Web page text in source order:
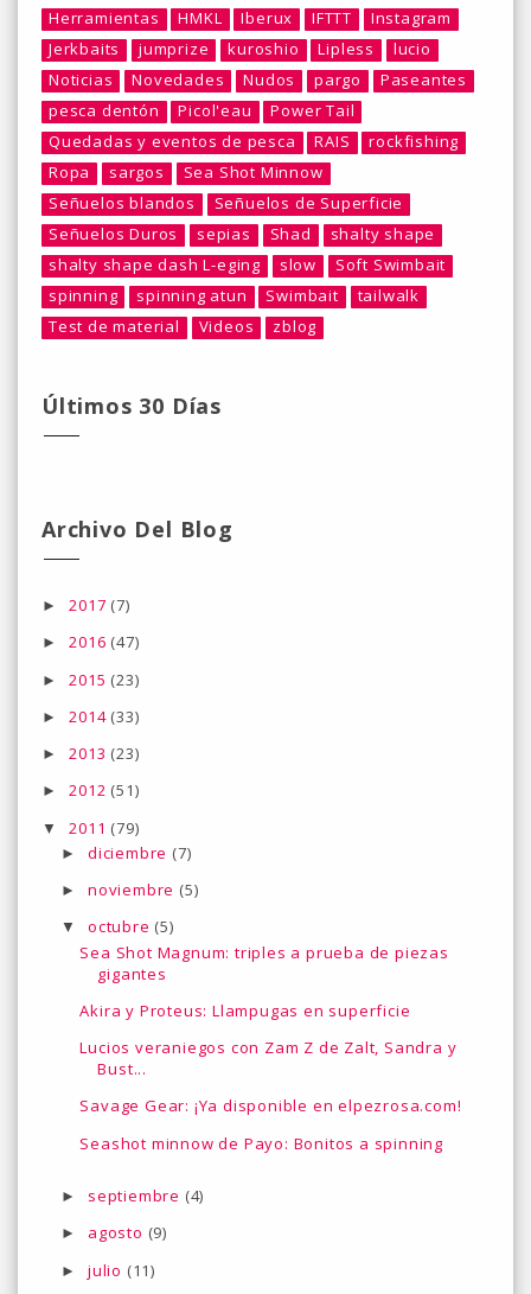
Herramientas HMKL Iberux IFTTT
Instagram
Jerkbaits
jumprize kuroshio Lipless
lucio
Noticias
Novedades Nudos pargo
Paseantes
pesca dentón
Picol'eau
Power Tail
Quedadas y eventos de pesca
RAIS
rockfishing
Ropa
sargos
Sea Shot Minnow
Señuelos blandos
Señuelos de Superficie
Señuelos Duros
sepias Shad
shalty shape
shalty shape dash L-eging
slow
Soft Swimbait
spinning
spinning atun Swimbait
tailwalk
Test de material
Videos zblog
Últimos 30 Días
Archivo Del Blog
►2017 (7)
►2016 (47)
►2015 (23)
►2014 (33)
►2013 (23)
►2012 (51)
▼2011 (79)
► diciembre (7)
► noviembre (5)
▼ octubre (5)
Sea Shot Magnum: triples a prueba de piezas
gigantes
Akira y Proteus: Llampugas en superficie
Lucios veraniegos con Zam Z de Zalt, Sandra y
Bust...
Savage Gear: ¡Ya disponible en elpezrosa.com!
Seashot minnow de Payo: Bonitos a spinning
► septiembre (4)
► agosto (9)
► julio (11)